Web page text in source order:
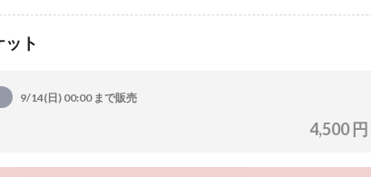
ト
9/14(日) 00:00 まで販売
4,500 円